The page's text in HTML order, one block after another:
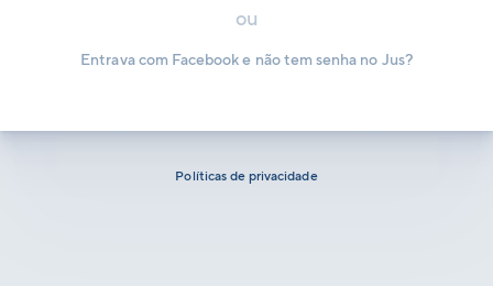
ou
Entrava com Facebook e não tem senha no Jus?
Políticas de privacidade